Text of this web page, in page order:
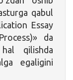
qabul
Essay
da
qilishda
egaligini